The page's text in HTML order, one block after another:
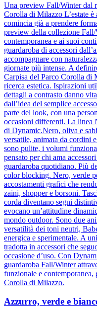
Una preview Fall/Winter dal
Corolla di Milazzo L’estate è
comincia già a prendere
preview della collezione
contemporanea e ai suoi
guardaroba di accessori
accompagnare con
giornate più intense. A
Carpisa del Parco Corolla di
ricerca estetica. Ispirazioni
dettagli a contrasto danno
dall’idea del semplice
parte del look, con una
occasioni differenti. La linea
di Dynamic.Nero, oliva e
versatile, animata da cordini
sono pulite, i volumi
pensato per chi ama
guardaroba quotidiano. Più
color blocking. Nero, verde
accostamenti grafici che
zaini, shopper e borsoni.
corda diventano segni
evocano un’attitudine
mondo outdoor. Sono due
versatilità dei toni neutri,
energica e sperimentale. A
tradotta in accessori che
occasione d’uso. Con
guardaroba Fall/Winter
funzionale e
Corolla di Milazzo.
Azzurro, verde e